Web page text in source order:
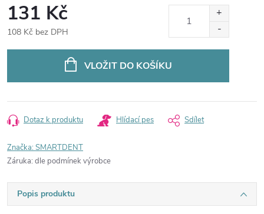
131 Kč
108 Kč bez DPH
VLOŽIT DO KOŠÍKU
Dotaz k produktu Hlídací pes Sdílet
Značka:SMARTDENT
Záruka: dle podmínek výrobce
Popis produktu